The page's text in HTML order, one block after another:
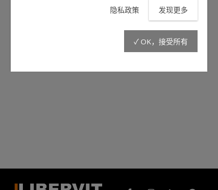
隐私政策 发现更多
✓ OK，接受所有